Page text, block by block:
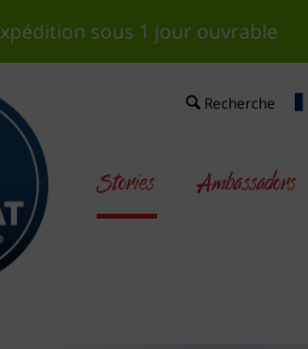
sous 1 jour ouvrable
Recherche
Stories Ambassadors